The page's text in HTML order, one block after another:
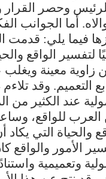
وحصر القرار
أما الجوانب
فيما يلي: قدمت
لتفسير الواقع
زاوية معينة
التعميم. وقد
عند الكثير من
العرب للواقع،
والحياة التي يكاد
الأمور والواقع
وتعميمية